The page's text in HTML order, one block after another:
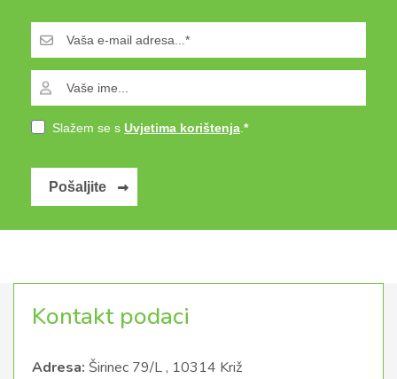
Slažem se s Uvjetima korištenja.
Pošaljite
Kontakt podaci
Adresa: Širinec 79/L , 10314 Križ